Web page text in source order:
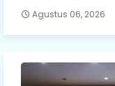
Agustus 06, 2026